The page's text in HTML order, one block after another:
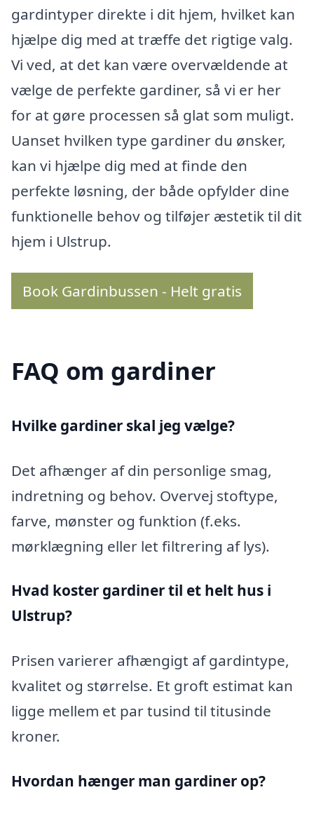
gardintyper direkte i dit hjem, hvilket kan
hjælpe dig med at træffe det rigtige valg.
Vi ved, at det kan være overvældende at
vælge de perfekte gardiner, så vi er her
for at gøre processen så glat som muligt.
Uanset hvilken type gardiner du ønsker,
kan vi hjælpe dig med at finde den
perfekte løsning, der både opfylder dine
funktionelle behov og tilføjer æstetik til dit
hjem i Ulstrup.
Book Gardinbussen - Helt gratis
FAQ om gardiner
Hvilke gardiner skal jeg vælge?
Det afhænger af din personlige smag,
indretning og behov. Overvej stoftype,
farve, mønster og funktion (f.eks.
mørklægning eller let filtrering af lys).
Hvad koster gardiner til et helt hus i
Ulstrup?
Prisen varierer afhængigt af gardintype,
kvalitet og størrelse. Et groft estimat kan
ligge mellem et par tusind til titusinde
kroner.
Hvordan hænger man gardiner op?